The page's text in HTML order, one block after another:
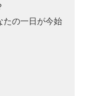
たの一日が今始